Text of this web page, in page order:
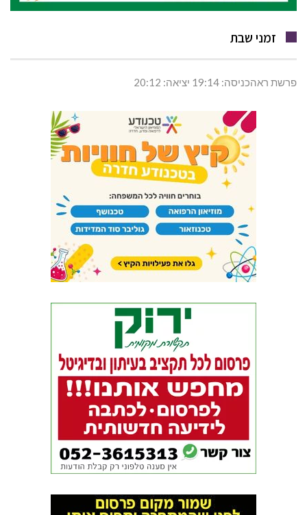
זמני שבת
פרשת ראהכניסה: 19:14 יציאה: 20:12